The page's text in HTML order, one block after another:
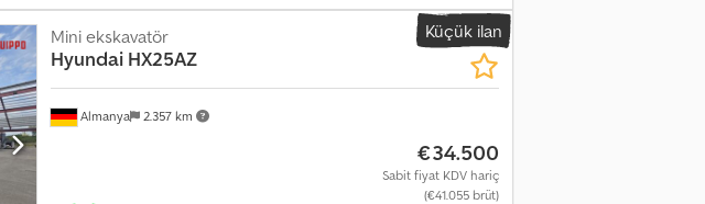
Yorumu: İyi durumda, çalışır durumda bir paletli yükleyici, tüm
duyuyor, kepçe bıçağı onarılmalı, sağ basamak ve kapak eğrilmiş. 📄
görmek ister misiniz? İpucu: Daha fazla ayrıntı için çevrimiçi arama
kullanılır. 💡 Bu makinenin ve hizmetimizin öne çıkma nedenleri: ✔
✔ Şantiyeye teslimat imkanı ✔ Para İade Garantisi Dcjdszrn Dljpfx Abvjk ✔
ekipman seçeneklerini değerlendiriyor musunuz? Tüm ekipman
ve kaynaklar sunuyoruz – platformumuzda kolayca erişilebilir.
Küçük ilan
Almanya 2.357 km
Mini ekskavatör
Hyundai HX25AZ
€34.500
Sabit fiyat KDV hariç
(€41.055 brüt)